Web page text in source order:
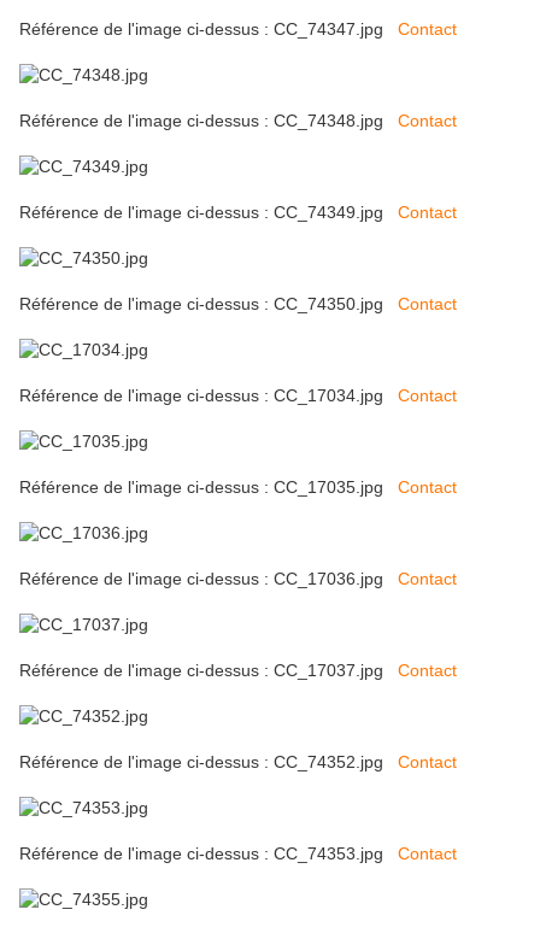
Référence de l'image ci-dessus : CC_74347.jpg Contact
Référence de l'image ci-dessus : CC_74348.jpg Contact
Référence de l'image ci-dessus : CC_74349.jpg Contact
Référence de l'image ci-dessus : CC_74350.jpg Contact
Référence de l'image ci-dessus : CC_17034.jpg Contact
Référence de l'image ci-dessus : CC_17035.jpg Contact
Référence de l'image ci-dessus : CC_17036.jpg Contact
Référence de l'image ci-dessus : CC_17037.jpg Contact
Référence de l'image ci-dessus : CC_74352.jpg Contact
Référence de l'image ci-dessus : CC_74353.jpg Contact